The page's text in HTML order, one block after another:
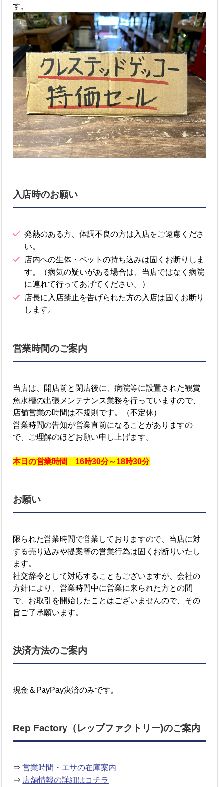
す。
入店時のお願い
発熱のある方、体調不良の方は入店をご遠慮くださ
い。
店内への生体・ペットの持ち込みは固くお断りしま
す。（病気の疑いがある場合は、当店ではなく病院
に連れて行ってあげてください。）
店長に入店禁止を告げられた方の入店は固くお断り
します。
営業時間のご案内
当店は、開店前と閉店後に、病院等に設置された観賞
魚水槽の出張メンテナンス業務を行っていますので、
店舗営業の時間は不規則です。（不定休）
営業時間の告知が営業直前になることがありますの
で、ご理解のほどお願い申し上げます。
本日の営業時間 16時30分～18時30分
お願い
限られた営業時間で営業しておりますので、当店に対
する売り込みや提案等の営業行為は固くお断りいたし
ます。
社交辞令として対応することもございますが、会社の
方針により、営業時間中に営業に来られた方との間
で、お取引を開始したことはございませんので、その
旨ご了承願います。
決済方法のご案内
現金＆PayPay決済のみです。
Rep Factory（レップファクトリー)のご案内
⇒営業時間・エサの在庫案内
⇒ 店舗情報の詳細はコチラ